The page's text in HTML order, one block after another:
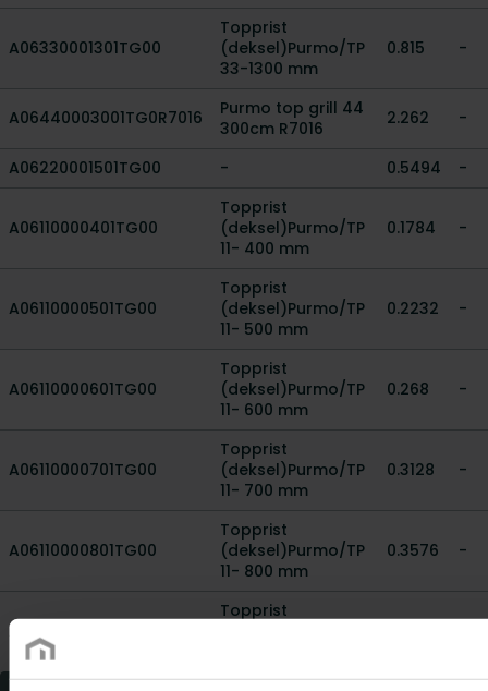
A06330001301TG00
Topprist
(deksel)Purmo/TP
33-1300 mm
0.815 -
A06440003001TG0R7016
Purmo top grill 44
300cm R7016
2.262 -
A06220001501TG00 - 0.5494 -
A06110000401TG00
Topprist
(deksel)Purmo/TP
11- 400 mm
0.1784 -
A06110000501TG00
Topprist
(deksel)Purmo/TP
11- 500 mm
0.2232 -
A06110000601TG00
Topprist
(deksel)Purmo/TP
11- 600 mm
0.268 -
A06110000701TG00
Topprist
(deksel)Purmo/TP
11- 700 mm
0.3128 -
A06110000801TG00
Topprist
(deksel)Purmo/TP
11- 800 mm
0.3576 -
A06110000901TG00
Topprist